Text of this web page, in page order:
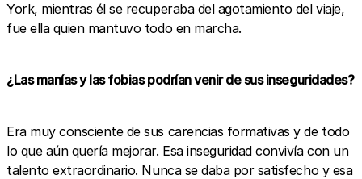
York, mientras él se recuperaba del agotamiento del viaje,
fue ella quien mantuvo todo en marcha.
¿Las manías y las fobias podrían venir de sus inseguridades?
Era muy consciente de sus carencias formativas y de todo
lo que aún quería mejorar. Esa inseguridad convivía con un
talento extraordinario. Nunca se daba por satisfecho y esa